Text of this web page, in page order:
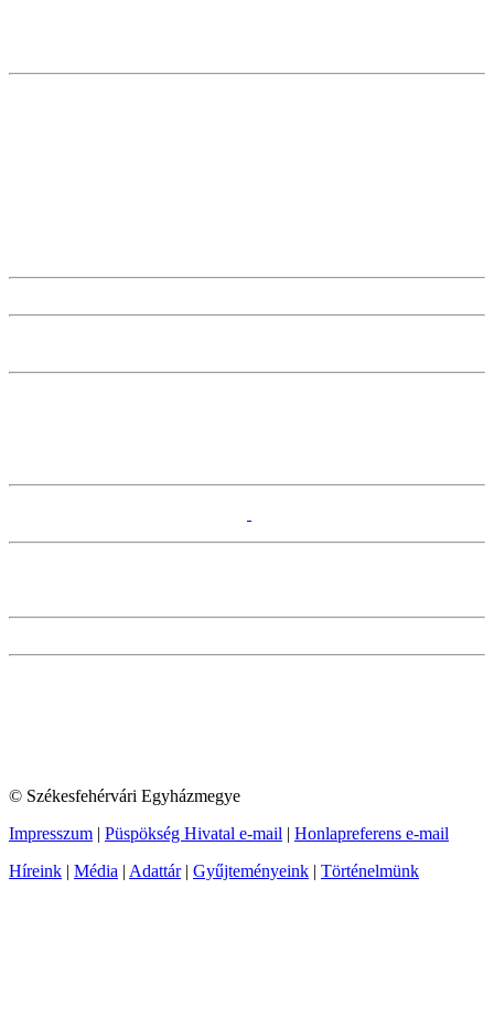
© Székesfehérvári Egyházmegye
Impresszum | Püspökség Hivatal e-mail | Honlapreferens e-mail
Híreink | Média | Adattár| Gyűjteményeink | Történelmünk